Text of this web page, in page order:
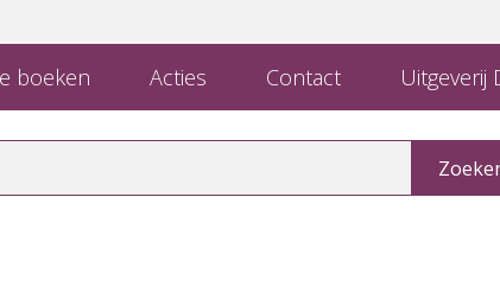
boeken Acties Contact Uitgeverij